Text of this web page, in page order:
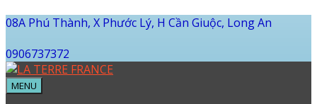
08A Phú Thành, X Phước Lý, H Cần Giuộc, Long An
0906737372
MENU